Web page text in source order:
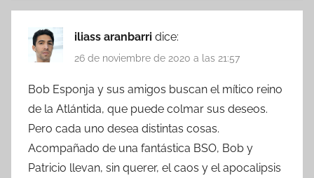
iliass aranbarri dice:
26 de noviembre de 2020 a las 21:57
Bob Esponja y sus amigos buscan el mítico reino
de la Atlántida, que puede colmar sus deseos.
Pero cada uno desea distintas cosas.
Acompañado de una fantástica BSO, Bob y
Patricio llevan, sin querer, el caos y el apocalipsis